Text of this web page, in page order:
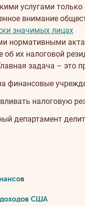
услугами
внимание
значимых лицах
нормативными
об их налоговой
задача –
финансовые
налоговую
департамент
США